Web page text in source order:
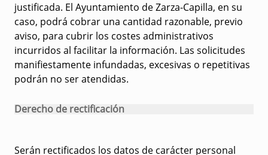
justificada. El Ayuntamiento de Zarza-Capilla, en su
caso, podrá cobrar una cantidad razonable, previo
aviso, para cubrir los costes administrativos
incurridos al facilitar la información. Las solicitudes
manifiestamente infundadas, excesivas o repetitivas
podrán no ser atendidas.
Derecho de rectificación
Serán rectificados los datos de carácter personal